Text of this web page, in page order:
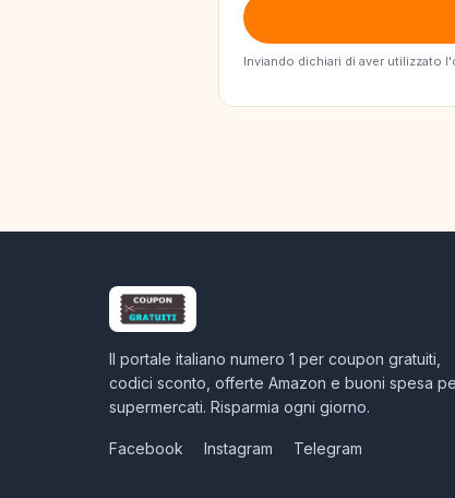
Inviando dichiari di aver utilizzato
Il portale italiano numero 1 per coupon gratuiti,
codici sconto, offerte Amazon e buoni spesa
supermercati. Risparmia ogni giorno.
Facebook Instagram Telegram